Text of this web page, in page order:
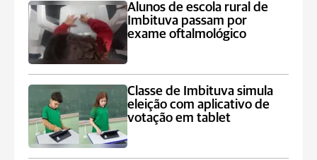
Alunos de escola rural de
Imbituva passam por
exame oftalmológico
Classe de Imbituva simula
eleição com aplicativo de
votação em tablet